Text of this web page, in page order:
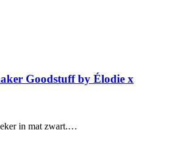
Goodstuff by Élodie x
in mat zwart.…